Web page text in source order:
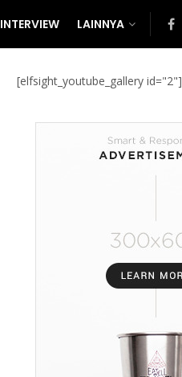
INTERVIEW LAINNYA
[elfsight_youtube_gallery id="2"]